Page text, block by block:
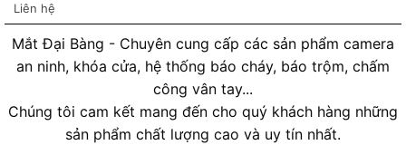
Liên hệ
Mắt Đại Bàng - Chuyên cung cấp các sản phẩm camera
an ninh, khóa cửa, hệ thống báo cháy, báo trộm, chấm
công vân tay...
Chúng tôi cam kết mang đến cho quý khách hàng những
sản phẩm chất lượng cao và uy tín nhất.